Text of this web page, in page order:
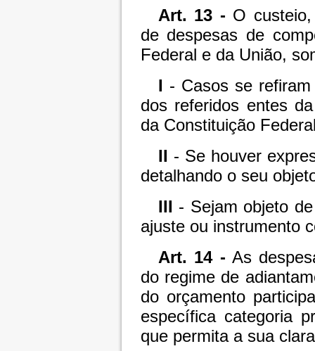
Art. 13 - O
de despesas de
Federal e da União,
I - Casos se
dos referidos entes
da Constituição
II - Se houver
detalhando o seu
III - Sejam objeto
ajuste ou instrumento
Art. 14 - As
do regime de
do orçamento
específica categoria
que permita a sua